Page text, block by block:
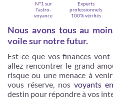
N°1 sur
l'astro-
voyance
Experts
professionnels
100% vérifiés
Nous avons tous au
voile sur notre futur.
Est-ce que vos finances
allez rencontrer le grand
risque ou une menace à
vous réserve, nos voyants
destin pour répondre à vos